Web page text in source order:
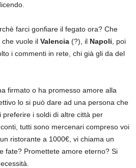
farci gonfiare il fegato ora? Che
che vuole il Valencia (?), il Napoli , poi
i commenti in rete, chi già gli da del
firmato o ha promesso amore alla
lo si può dare ad una persona che
preferire i soldi di altre città per
tutti sono mercenari compreso voi
ristorante a 1000€, vi chiama un
fate? Promettete amore eterno? Si